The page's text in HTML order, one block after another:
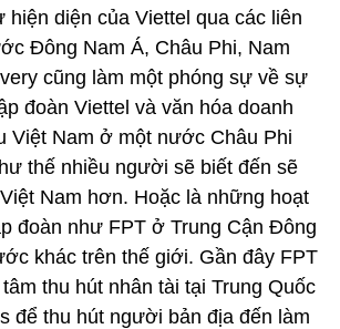
hiện diện của Viettel qua các liên
Đông Nam Á, Châu Phi, Nam
cũng làm một phóng sự về sự
đoàn Viettel và văn hóa doanh
Việt Nam ở một nước Châu Phi
thế nhiều người sẽ biết đến sẽ
Nam hơn. Hoặc là những hoạt
đoàn như FPT ở Trung Cận Đông
khác trên thế giới. Gần đây FPT
thu hút nhân tài tại Trung Quốc
để thu hút người bản địa đến làm